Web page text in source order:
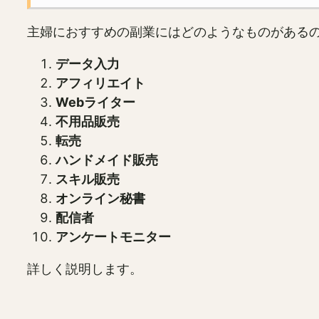
主婦におすすめの副業にはどのようなものがある
データ入力
アフィリエイト
Webライター
不用品販売
転売
ハンドメイド販売
スキル販売
オンライン秘書
配信者
アンケートモニター
詳しく説明します。